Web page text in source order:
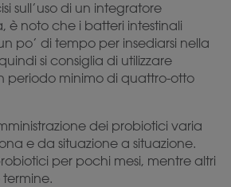
sull’uso di un integratore
è noto che i batteri intestinali
po’ di tempo per insediarsi nella
si consiglia di utilizzare
periodo minimo di quattro-otto
dei probiotici varia
e da situazione a situazione.
per pochi mesi, mentre altri
termine.